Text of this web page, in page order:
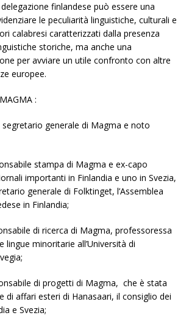
finlandese può essere una
le peculiarità linguistiche, culturali e
calabresi caratterizzati dalla presenza
storiche, ma anche una
per avviare un utile confronto con altre
europee.
:
segretario generale di Magma e noto
stampa di Magma e ex-capo
importanti in Finlandia e uno in Svezia,
generale di Folktinget, l’Assemblea
in Finlandia;
di ricerca di Magma, professoressa
lingue minoritarie all’Università di
di progetti di Magma, che è stata
di affari esteri di Hanasaari, il consiglio dei
e Svezia;